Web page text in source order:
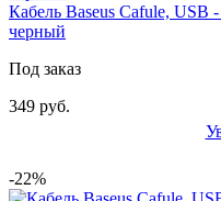
Кабель Baseus Cafule,
черный
Под заказ
349 руб.
-22%